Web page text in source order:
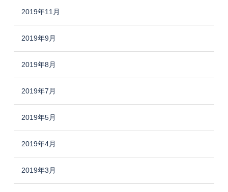
2019年11月
2019年9月
2019年8月
2019年7月
2019年5月
2019年4月
2019年3月